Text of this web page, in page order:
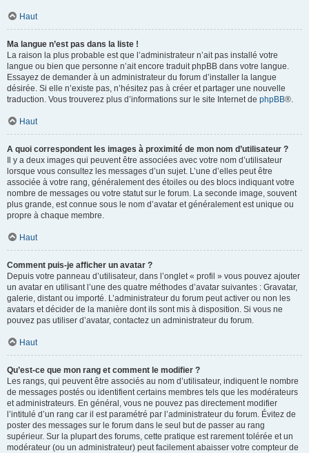
Haut
Ma langue n’est pas dans la liste !
La raison la plus probable est que l’administrateur n’ait pas installé votre
langue ou bien que personne n’ait encore traduit phpBB dans votre langue.
Essayez de demander à un administrateur du forum d’installer la langue
désirée. Si elle n’existe pas, n’hésitez pas à créer et partager une nouvelle
traduction. Vous trouverez plus d’informations sur le site Internet de phpBB®.
Haut
A quoi correspondent les images à proximité de mon nom d’utilisateur ?
Il y a deux images qui peuvent être associées avec votre nom d’utilisateur
lorsque vous consultez les messages d’un sujet. L’une d’elles peut être
associée à votre rang, généralement des étoiles ou des blocs indiquant votre
nombre de messages ou votre statut sur le forum. La seconde image, souvent
plus grande, est connue sous le nom d’avatar et généralement est unique ou
propre à chaque membre.
Haut
Comment puis-je afficher un avatar ?
Depuis votre panneau d’utilisateur, dans l’onglet « profil » vous pouvez ajouter
un avatar en utilisant l’une des quatre méthodes d’avatar suivantes : Gravatar,
galerie, distant ou importé. L’administrateur du forum peut activer ou non les
avatars et décider de la manière dont ils sont mis à disposition. Si vous ne
pouvez pas utiliser d’avatar, contactez un administrateur du forum.
Haut
Qu’est-ce que mon rang et comment le modifier ?
Les rangs, qui peuvent être associés au nom d’utilisateur, indiquent le nombre
de messages postés ou identifient certains membres tels que les modérateurs
et administrateurs. En général, vous ne pouvez pas directement modifier
l’intitulé d’un rang car il est paramétré par l’administrateur du forum. Évitez de
poster des messages sur le forum dans le seul but de passer au rang
supérieur. Sur la plupart des forums, cette pratique est rarement tolérée et un
modérateur (ou un administrateur) peut facilement abaisser votre compteur de